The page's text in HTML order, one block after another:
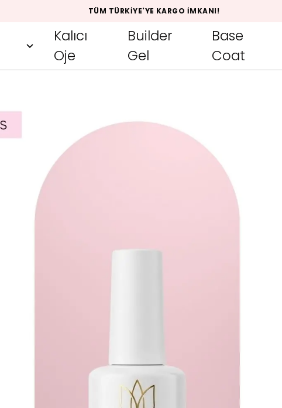
TÜM TÜRKIYE'YE KARGO İMKANI!
Kalıcı
Oje
Builder
Gel
Base
Coat